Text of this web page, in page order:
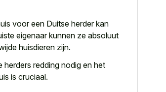
voor een Duitse herder kan
eigenaar kunnen ze absoluut
huisdieren zijn.
herders redding nodig en het
is cruciaal.